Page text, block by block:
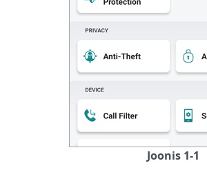
Joonis 1-1